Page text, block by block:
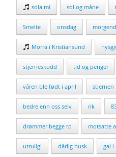
sola mi sol og måne
Smelte onsdag
Morra i Kristiansund
stjerneskudd tid og penger
våren ble født i april stjernen
bedre enn oss selv rik
drømmer begge to motsatte
utrulig! dårlig husk gal i